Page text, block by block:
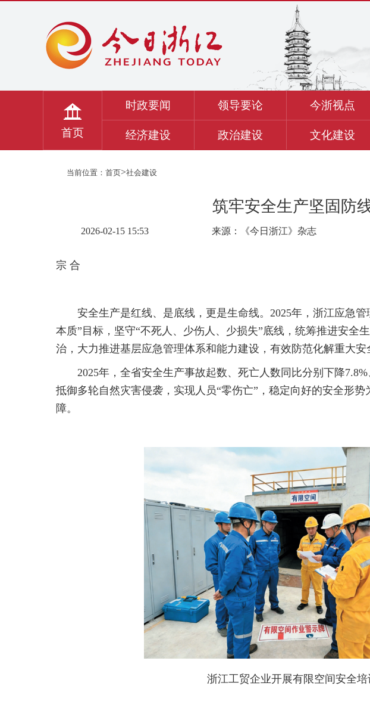
首页
时政要闻 领导要论 今浙视点
经济建设 政治建设 文化建设
当前位置： 首页>社会建设
筑牢安全生产坚固防
2026-02-15 15:53 来源：《今日浙江》杂志
宗 合
安全生产是红线、是底线，更是生命线。2025年，浙江应急
本质”目标，坚守“不死人、少伤人、少损失”底线，统筹推进安全
治，大力推进基层应急管理体系和能力建设，有效防范化解重大安
2025年，全省安全生产事故起数、死亡人数同比分别下降
抵御多轮自然灾害侵袭，实现人员“零伤亡”，稳定向好的安全形
障。
浙江工贸企业开展有限空间安全培